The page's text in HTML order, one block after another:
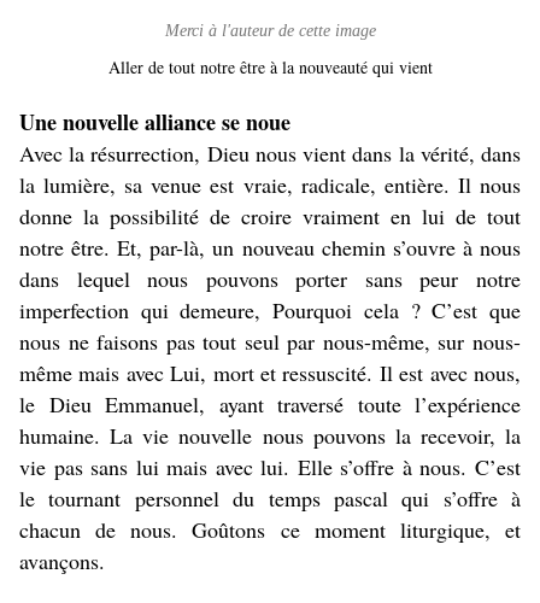
Merci à l'auteur de cette image
Aller de tout notre être à la nouveauté qui vient
Une nouvelle alliance se noue
Avec la résurrection, Dieu nous vient dans la vérité, dans
la lumière, sa venue est vraie, radicale, entière. Il nous
donne la possibilité de croire vraiment en lui de tout
notre être. Et, par-là, un nouveau chemin s’ouvre à nous
dans lequel nous pouvons porter sans peur notre
imperfection qui demeure, Pourquoi cela ? C’est que
nous ne faisons pas tout seul par nous-même, sur nous-
même mais avec Lui, mort et ressuscité. Il est avec nous,
le Dieu Emmanuel, ayant traversé toute l’expérience
humaine. La vie nouvelle nous pouvons la recevoir, la
vie pas sans lui mais avec lui. Elle s’offre à nous. C’est
le tournant personnel du temps pascal qui s’offre à
chacun de nous. Goûtons ce moment liturgique, et
avançons.